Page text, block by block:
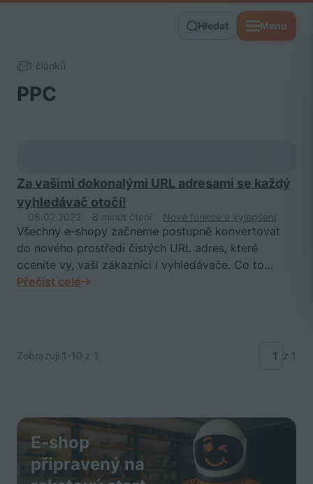
Hledat Menu
1 článků
PPC
Za vašimi dokonalými URL adresami se každý
vyhledávač otočí!
08.02.2022 8 minut čtení Nové funkce a vylepšení
Všechny e-shopy začneme postupně konvertovat
do nového prostředí čistých URL adres, které
oceníte vy, vaši zákazníci i vyhledávače. Co to…
Přečíst celé
Zobrazuji 1-10 z 1 z 1
E-shop
připravený na